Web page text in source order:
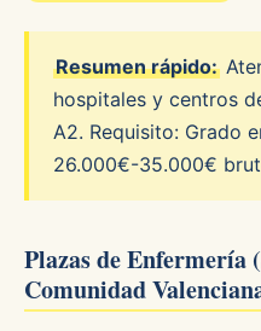
Resumen rápido:
hospitales y centros
A2. Requisito: Grado
26.000€-35.000€
Plazas de Enfermería
Comunidad